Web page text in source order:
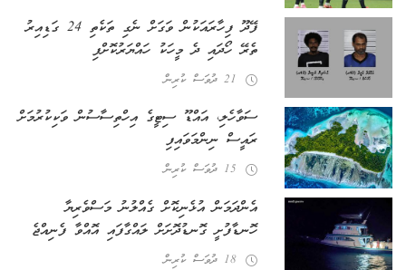
ފޭދޫ ފިހާރައަކުން ވަގަށް ނެގި ތަކެތި 24 ގަޑިއިރު
ތެރޭ ހޯދައި ދެ މީހަކު ހައްޔަރުކޮށްފި
21 ދުވަސް ކުރިން
ސަވާހެލި، އައްޑޫ ސިޓީގެ އިހްތިސާސުން ވަކިކުރުމަށް
ރައީސް ނިންމަވައިފި
15 ދުވަސް ކުރިން
އެންދަމަން އުޅެނިކޮށް ގެއްލުނު މަސްވެރިޔާ
ހޮނޑާފުށީ ގޮނޑުދޮށަށް ލައްގާފައި އޮއްވާ ފެނިއްޖެ
18 ދުވަސް ކުރިން